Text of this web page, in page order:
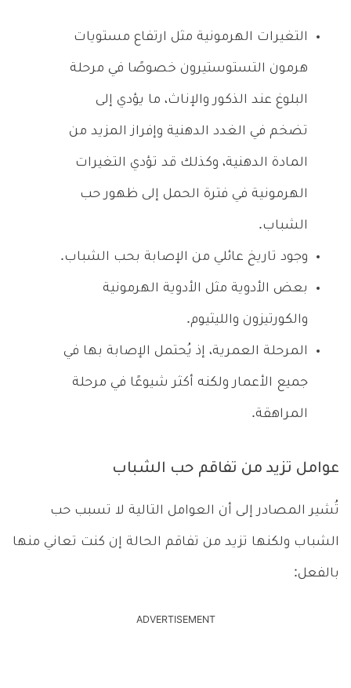
التغيرات الهرمونية مثل ارتفاع مستويات
هرمون التستوستيرون خصوصًا في مرحلة
البلوغ عند الذكور والإناث، ما يؤدي إلى
تضخم في الغدد الدهنية وإفراز المزيد من
المادة الدهنية، وكذلك قد تؤدي التغيرات
الهرمونية في فترة الحمل إلى ظهور حب
الشباب.
وجود تاريخ عائلي من الإصابة بحب الشباب.
بعض الأدوية مثل الأدوية الهرمونية
والكورتيزون والليثيوم.
المرحلة العمرية، إذ يُحتمل الإصابة بها في
جميع الأعمار ولكنه أكثر شيوعًا في مرحلة
المراهقة.
عوامل تزيد من تفاقم حب الشباب
تُشير المصادر إلى أن العوامل التالية لا تسبب حب
الشباب ولكنها تزيد من تفاقم الحالة إن كنت تعاني منها
بالفعل:
ADVERTISEMENT